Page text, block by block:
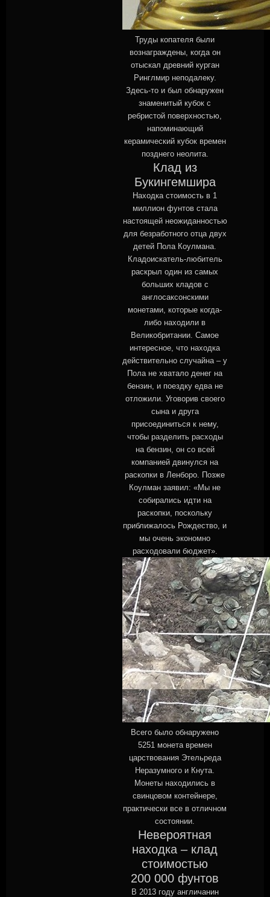
Труды копателя были
вознаграждены, когда он
отыскал древний курган
Ринглмир неподалеку.
Здесь-то и был обнаружен
знаменитый кубок с
ребристой поверхностью,
напоминающий
керамический кубок времен
позднего неолита.
Клад из
Букингемшира
Находка стоимость в 1
миллион фунтов стала
настоящей неожиданностью
для безработного отца двух
детей Пола Коулмана.
Кладоискатель-любитель
раскрыл один из самых
больших кладов с
англосаксонскими
монетами, которые когда-
либо находили в
Великобритании. Самое
интересное, что находка
действительно случайна – у
Пола не хватало денег на
бензин, и поездку едва не
отложили. Уговорив своего
сына и друга
присоединиться к нему,
чтобы разделить расходы
на бензин, он со всей
компанией двинулся на
раскопки в Ленборо. Позже
Коулман заявил: «Мы не
собирались идти на
раскопки, поскольку
приближалось Рождество, и
мы очень экономно
расходовали бюджет».
Всего было обнаружено
5251 монета времен
царствования Этельреда
Неразумного и Кнута.
Монеты находились в
свинцовом контейнере,
практически все в отличном
состоянии.
Невероятная
находка – клад
стоимостью
200 000 фунтов
В 2013 году англичанин